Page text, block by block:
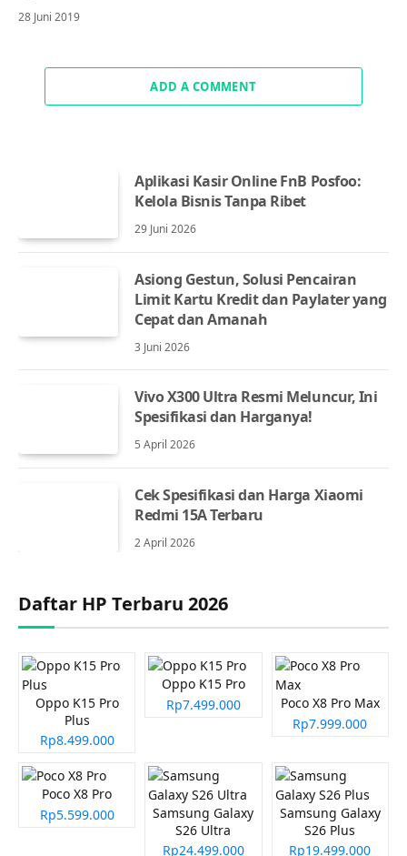
28 Juni 2019
ADD A COMMENT
Aplikasi Kasir Online FnB Posfoo:
Kelola Bisnis Tanpa Ribet
29 Juni 2026
Asiong Gestun, Solusi Pencairan
Limit Kartu Kredit dan Paylater yang
Cepat dan Amanah
3 Juni 2026
Vivo X300 Ultra Resmi Meluncur, Ini
Spesifikasi dan Harganya!
5 April 2026
Cek Spesifikasi dan Harga Xiaomi
Redmi 15A Terbaru
2 April 2026
Daftar HP Terbaru 2026
Oppo K15 Pro
Plus
Rp8.499.000
Oppo K15 Pro
Rp7.499.000
Poco X8 Pro Max
Rp7.999.000
Poco X8 Pro
Rp5.599.000
Samsung Galaxy
S26 Ultra
Rp24.499.000
Samsung Galaxy
S26 Plus
Rp19.499.000